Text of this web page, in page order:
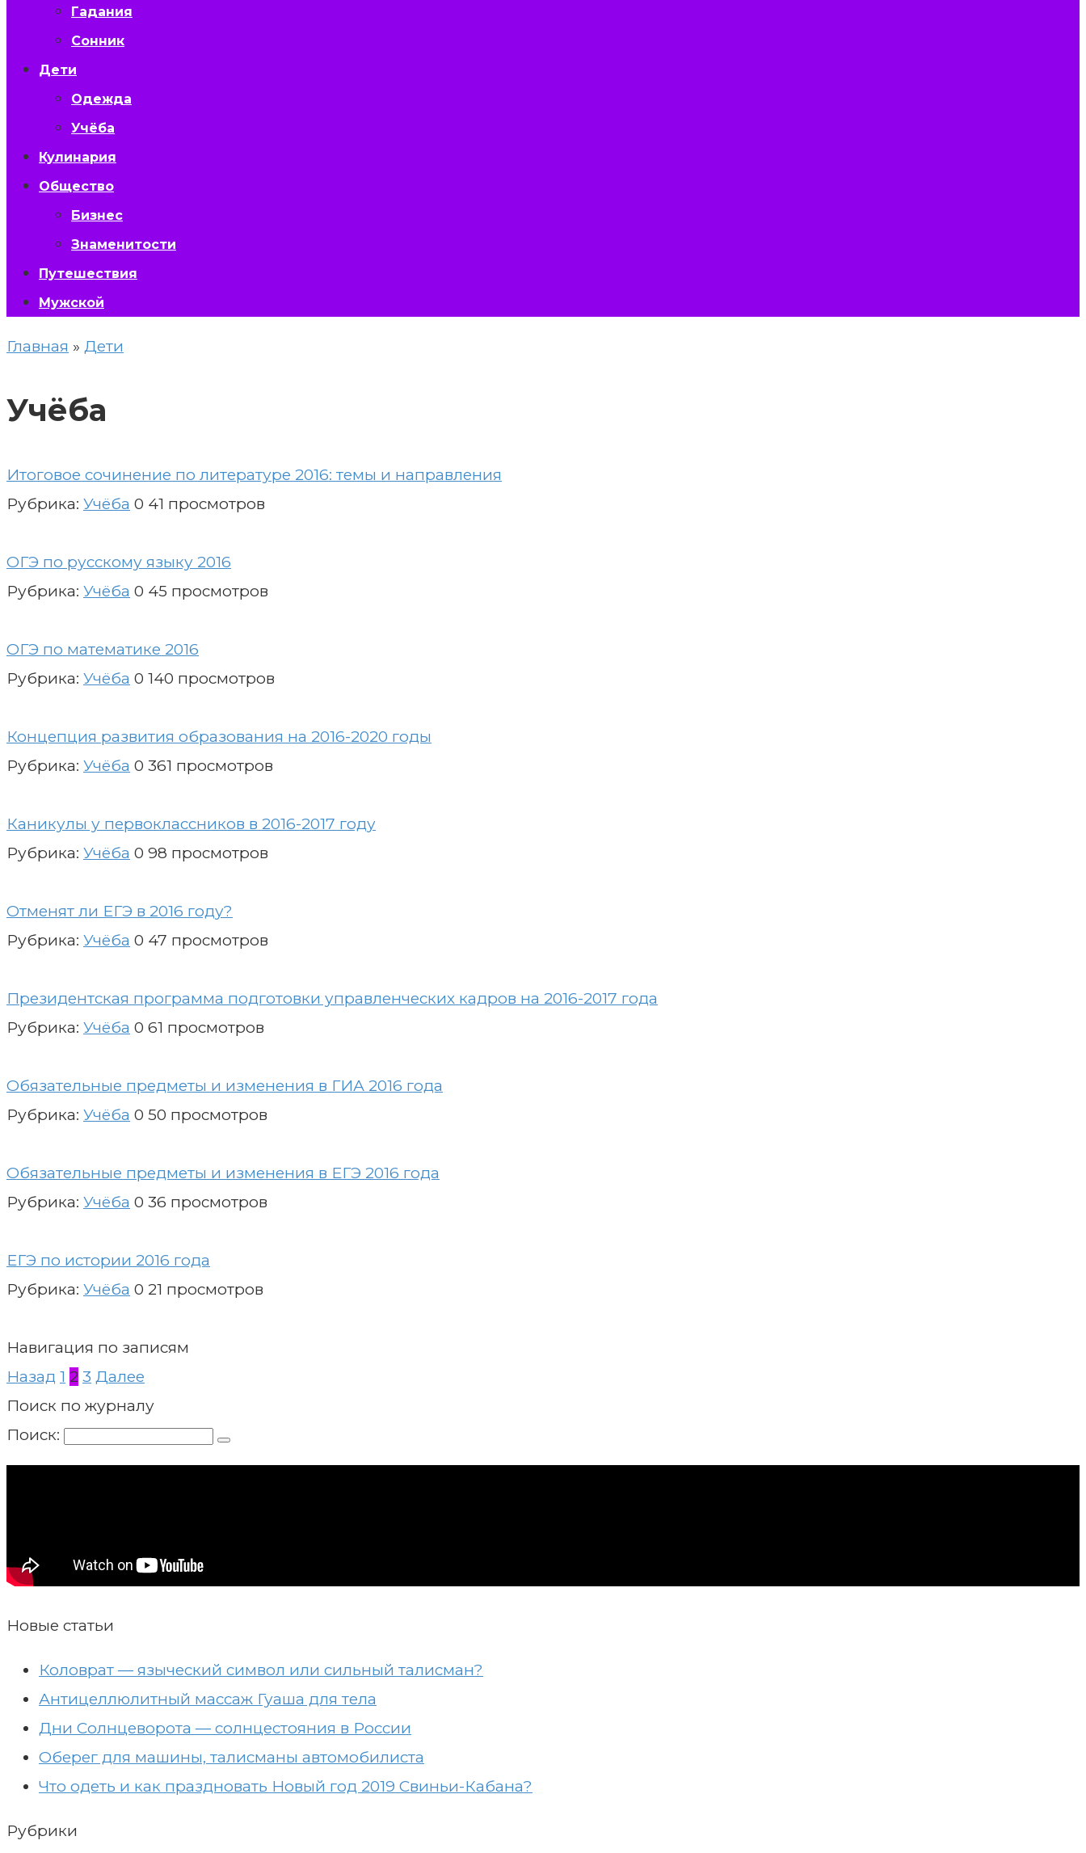
Гадания
Сонник
Дети
Одежда
Учёба
Кулинария
Общество
Бизнес
Знаменитости
Путешествия
Мужской
Главная » Дети
Учёба
Итоговое сочинение по литературе 2016: темы и направления
Рубрика: Учёба 0 41 просмотров
ОГЭ по русскому языку 2016
Рубрика: Учёба 0 45 просмотров
ОГЭ по математике 2016
Рубрика: Учёба 0 140 просмотров
Концепция развития образования на 2016-2020 годы
Рубрика: Учёба 0 361 просмотров
Каникулы у первоклассников в 2016-2017 году
Рубрика: Учёба 0 98 просмотров
Отменят ли ЕГЭ в 2016 году?
Рубрика: Учёба 0 47 просмотров
Президентская программа подготовки управленческих кадров на 2016-2017 года
Рубрика: Учёба 0 61 просмотров
Обязательные предметы и изменения в ГИА 2016 года
Рубрика: Учёба 0 50 просмотров
Обязательные предметы и изменения в ЕГЭ 2016 года
Рубрика: Учёба 0 36 просмотров
ЕГЭ по истории 2016 года
Рубрика: Учёба 0 21 просмотров
Навигация по записям
Назад 1 2 3 Далее
Поиск по журналу
Поиск:
Новые статьи
Коловрат — языческий символ или сильный талисман?
Антицеллюлитный массаж Гуаша для тела
Дни Солнцеворота — солнцестояния в России
Оберег для машины, талисманы автомобилиста
Что одеть и как праздновать Новый год 2019 Свиньи-Кабана?
Рубрики